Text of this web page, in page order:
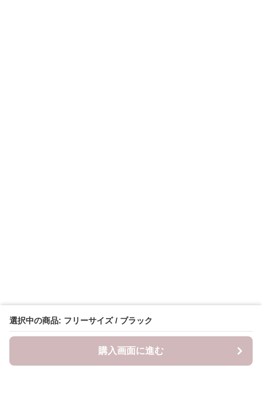
選択中の商品: フリーサイズ / ブラック
購入画面に進む